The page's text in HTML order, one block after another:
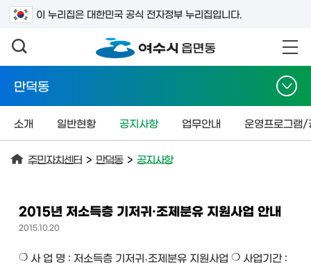
이 누리집은 대한민국 공식 전자정부 누리집입니다.
검색어를 입력하세요
만덕동
소개 일반현황 공지사항 업무안내 운영프로그램/
주민자치센터 > 만덕동 > 공지사항
2015년 저소득층 기저귀·조제분유 지원사업 안내
2015.10.20
❍ 사 업 명 : 저소득층 기저귀․조제분유 지원사업 ❍ 사업기간 :